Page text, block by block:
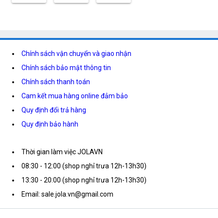
Chính sách vận chuyển và giao nhận
Chính sách bảo mật thông tin
Chính sách thanh toán
Cam kết mua hàng online đảm bảo
Quy định đổi trả hàng
Quy định bảo hành
Thời gian làm việc JOLAVN
08:30 - 12:00 (shop nghỉ trưa 12h-13h30)
13:30 - 20:00 (shop nghỉ trưa 12h-13h30)
Email: sale.jola.vn@gmail.com